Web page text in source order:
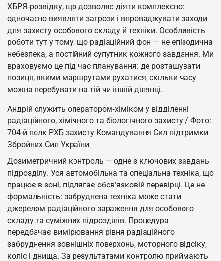
ХБРЯ‑розвідку, що дозволяє діяти комплексно:
одночасно виявляти загрози і впроваджувати заходи
для захисту особового складу й техніки. Особливість
роботи тут у тому, що радіаційний фон — не епізодична
небезпека, а постійний супутник кожного завдання. Ми
враховуємо це під час планування: де розташувати
позиції, якими маршрутами рухатися, скільки часу
можна перебувати на тій чи іншій ділянці.
Андрій служить оператором‑хіміком у відділенні
радіаційного, хімічного та біологічного захисту / Фото:
704-й полк РХБ захисту Командування Сил підтримки
Збройних Сил України
Дозиметричний контроль — одне з ключових завдань
підрозділу. Уся автомобільна та спеціальна техніка, що
працює в зоні, підлягає обов’язковій перевірці. Це не
формальність: забруднена техніка може стати
джерелом радіаційного зараження для особового
складу та суміжних підрозділів. Процедура
передбачає вимірювання рівня радіаційного
забруднення зовнішніх поверхонь, моторного відсіку,
коліс і днища. За результатами контролю приймають